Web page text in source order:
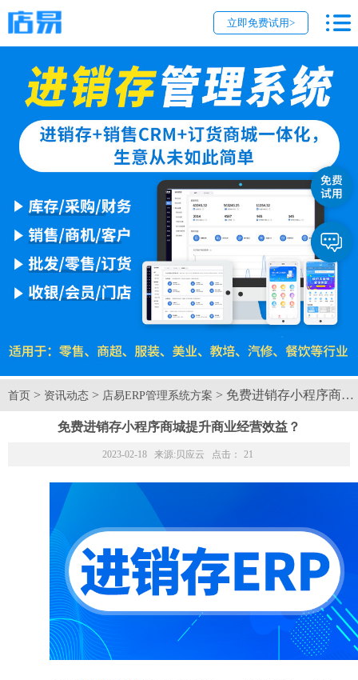
立即免费试用>
首页 > 资讯动态 > 店易ERP管理系统方案 > 免费进销存小程序商
免费进销存小程序商城提升商业经营效益？
2023-02-18 来源: 贝应云 点击： 21